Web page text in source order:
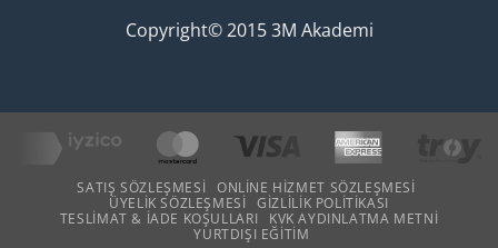
Copyright© 2015 3M Akademi
SATIŞ SÖZLEŞMESI
ONLINE HIZMET SÖZLEŞMESI
ÜYELIK SÖZLEŞMESI
GIZLILIK POLITIKASI
TESLIMAT & İADE KOŞULLARI
KVK AYDINLATMA METNI
YURTDIŞI EĞITIM